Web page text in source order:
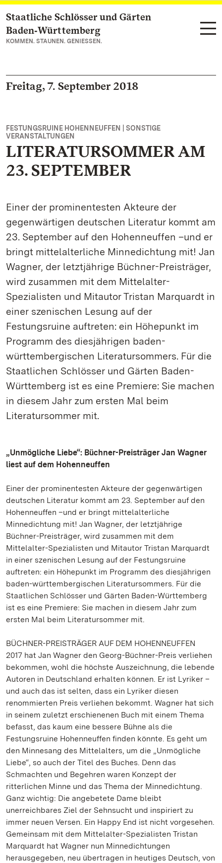
Zum Hauptinhalt springen
Staatliche Schlösser und Gärten
Baden‑Württemberg
KOMMEN. STAUNEN. GENIESSEN.
Freitag, 7. September 2018
FESTUNGSRUINE HOHENNEUFFEN | SONSTIGE
VERANSTALTUNGEN
LITERATURSOMMER AM
23. SEPTEMBER
Einer der prominentesten Akteure der
gegenwärtigen deutschen Literatur kommt am
23. September auf den Hohenneuffen –und er
bringt mittelalterliche Minnedichtung mit! Jan
Wagner, der letztjährige Büchner-Preisträger,
wird zusammen mit dem Mittelalter-
Spezialisten und Mitautor Tristan Marquardt in
einer szenischen Lesung auf der
Festungsruine auftreten: ein Höhepunkt im
Programm des diesjährigen baden-
württembergischen Literatursommers. Für die
Staatlichen Schlösser und Gärten Baden-
Württemberg ist es eine Premiere: Sie machen
in diesem Jahr zum ersten Mal beim
Literatursommer mit.
„Unmögliche Liebe“: Büchner-Preisträger Jan Wagner
liest auf dem Hohenneuffen
Einer der prominentesten Akteure der gegenwärtigen
deutschen Literatur kommt am 23. September auf den
Hohenneuffen –und er bringt mittelalterliche
Minnedichtung mit! Jan Wagner, der letztjährige
Büchner-Preisträger, wird zusammen mit dem
Mittelalter-Spezialisten und Mitautor Tristan Marquardt
in einer szenischen Lesung auf der Festungsruine
auftreten: ein Höhepunkt im Programm des diesjährigen
baden-württembergischen Literatursommers. Für die
Staatlichen Schlösser und Gärten Baden-Württemberg
ist es eine Premiere: Sie machen in diesem Jahr zum
ersten Mal beim Literatursommer mit.
BÜCHNER-PREISTRÄGER AUF DEM HOHENNEUFFEN
2017 hat Jan Wagner den Georg-Büchner-Preis verliehen
bekommen, wohl die höchste Auszeichnung, die lebende
Autoren in Deutschland erhalten können. Er ist Lyriker –
und auch das ist selten, dass ein Lyriker diesen
renommierten Preis verliehen bekommt. Wagner hat sich
in seinem zuletzt erschienenen Buch mit einem Thema
befasst, das kaum eine bessere Bühne als die
Festungsruine Hohenneuffen finden könnte. Es geht um
den Minnesang des Mittelalters, um die „Unmögliche
Liebe“, so auch der Titel des Buches. Denn das
Schmachten und Begehren waren Konzept der
ritterlichen Minne und das Thema der Minnedichtung.
Ganz wichtig: Die angebetete Dame bleibt
unerreichbares Ziel der Sehnsucht und inspiriert zu
immer neuen Versen. Ein Happy End ist nicht vorgesehen.
Gemeinsam mit dem Mittelalter-Spezialisten Tristan
Marquardt hat Wagner nun Minnedichtungen
herausgegeben, neu übertragen in heutiges Deutsch, von